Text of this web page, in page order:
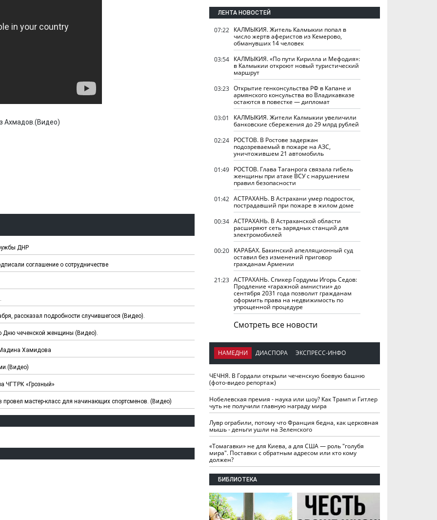
Ахмадов.(Видео)
ДНР
соглашение о сотрудничестве
рассказал подробности случившегося (Видео).
Дню чеченской женщины (Видео).
Хамидова
ЧГТРК «Грозный»
мастер-класс для начинающих спортсменов. (Видео)
ЛЕНТА НОВОСТЕЙ
07:22 КАЛМЫКИЯ. Житель Калмыкии попал в
число жертв аферистов из Кемерово,
обманувших 14 человек
03:54 КАЛМЫКИЯ. «По пути Кирилла и Мефодия»:
в Калмыкии откроют новый туристический
маршрут
03:23 Открытие генконсульства РФ в Капане и
армянского консульства во Владикавказе
остаются в повестке — дипломат
03:01
КАЛМЫКИЯ. Жители Калмыкии увеличили
банковские сбережения до 29 млрд рублей
02:24 РОСТОВ. В Ростове задержан
подозреваемый в пожаре на АЗС,
уничтожившем 21 автомобиль
01:49 РОСТОВ. Глава Таганрога связала гибель
женщины при атаке ВСУ с нарушением
правил безопасности
01:42 АСТРАХАНЬ. В Астрахани умер подросток,
пострадавший при пожаре в жилом доме
00:34 АСТРАХАНЬ. В Астраханской области
расширяют сеть зарядных станций для
электромобилей
00:20 КАРАБАХ. Бакинский апелляционный суд
оставил без изменений приговор
гражданам Армении
21:23 АСТРАХАНЬ. Спикер Гордумы Игорь Седов:
Продление «гаражной амнистии» до
сентября 2031 года позволит гражданам
оформить права на недвижимость по
упрощенной процедуре
Смотреть все новости
НАМЕДНИ ДИАСПОРА ЭКСПРЕСС-ИНФО
ЧЕЧНЯ. В Гордали открыли чеченскую боевую башню
(фото-видео репортаж)
Нобелевская премия - наука или шоу? Как Трамп и Гитлер
чуть не получили главную награду мира
Лувр ограбили, потому что Франция бедна, как церковная
мышь - деньги ушли на Зеленского
«Томагавки» не для Киева, а для США — роль "голубя
мира". Поставки с обратным адресом или кто кому
должен?
БИБЛИОТЕКА